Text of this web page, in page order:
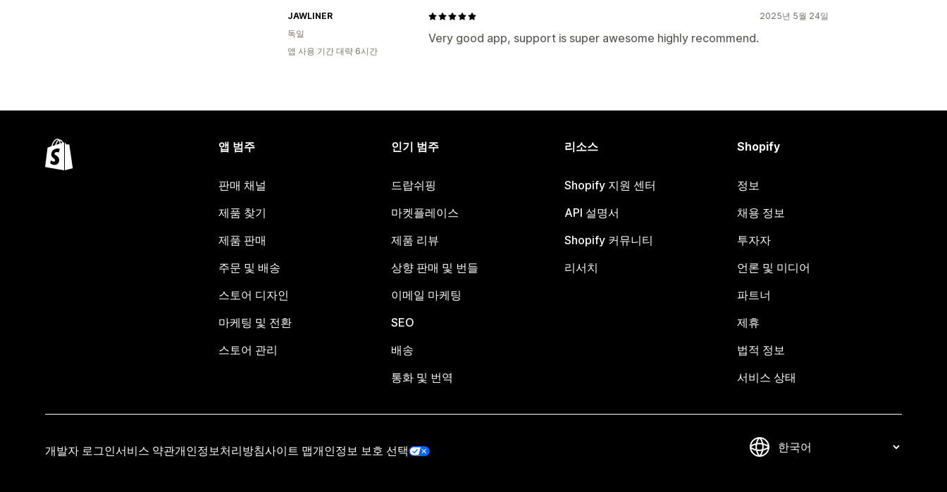
2025년 5월 24일
Very good app, support is super awesome highly recommend.
JAWLINER
독일
앱 사용 기간 대략 6시간
앱 범주
판매 채널
제품 찾기
제품 판매
주문 및 배송
스토어 디자인
마케팅 및 전환
스토어 관리
인기 범주
드랍쉬핑
마켓플레이스
제품 리뷰
상향 판매 및 번들
이메일 마케팅
SEO
배송
통화 및 번역
리소스
Shopify 지원 센터
API 설명서
Shopify 커뮤니티
리서치
Shopify
정보
채용 정보
투자자
언론 및 미디어
파트너
제휴
법적 정보
서비스 상태
개발자 로그인서비스 약관개인정보처리방침사이트 맵개인정보 보호 선택